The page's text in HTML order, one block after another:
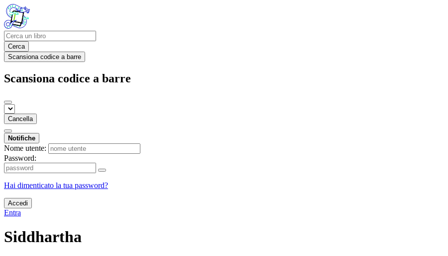
Cerca
Scansiona codice a barre
Scansiona codice a barre
Cancella
Notifiche
Nome utente:
Password:
Hai dimenticato la tua password?
Accedi
Entra
Siddhartha